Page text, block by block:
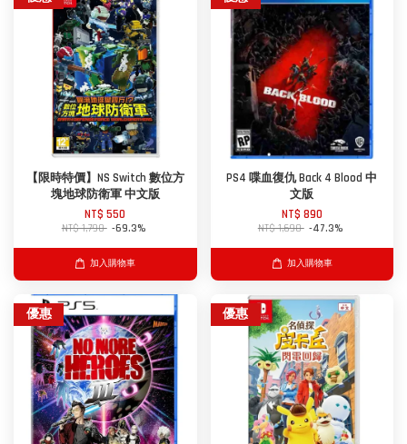
【限時特價】NS Switch 數位方
塊地球防衛軍 中文版
NT$ 550
NT$ 1,790 -69.3%
加入購物車
PS4 喋血復仇 Back 4 Blood 中
文版
NT$ 890
NT$ 1,690 -47.3%
加入購物車
優惠 優惠